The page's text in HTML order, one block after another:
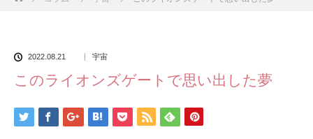
2022.08.21 宇宙
このライオンズゲートで思い出した夢